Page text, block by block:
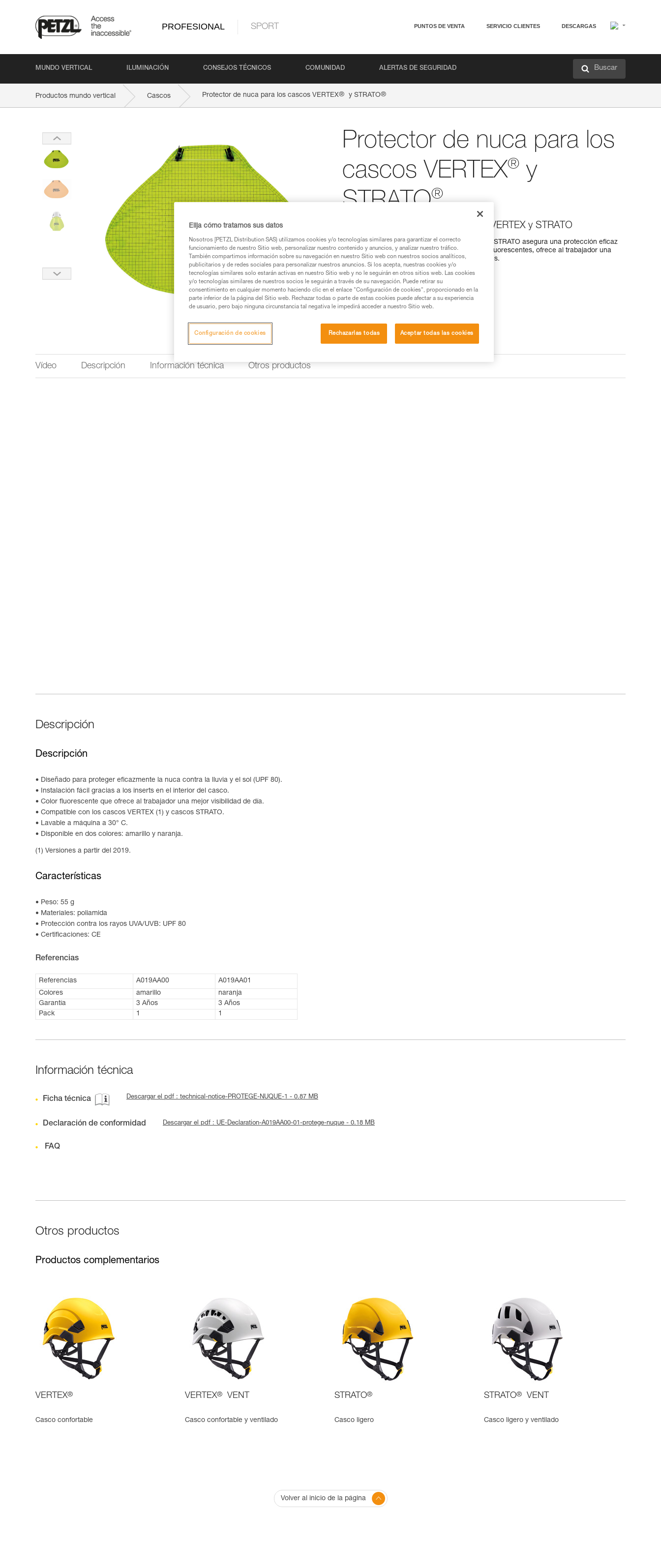
PROFESIONAL SPORT PUNTOS DE VENTA SERVICIO CLIENTES DESCARGAS
MUNDO VERTICAL ILUMINACIÓN CONSEJOS TÉCNICOS COMUNIDAD ALERTAS DE SEGURIDAD Buscar
Productos mundo vertical Cascos Protector de nuca para los cascos VERTEX® y STRATO®
Protector de nuca para los
cascos VERTEX® y
STRATO®
Protector de nuca para los cascos VERTEX y STRATO
El protector de nuca para los cascos VERTEX y STRATO asegura una protección eficaz
de la nuca contra la lluvia y el sol. Con colores fluorescentes, ofrece al trabajador una
mejor visibilidad de día. Disponible en dos colores.
Buscar un punto de venta
Vídeo Descripción Información técnica Otros productos
Descripción
Descripción
Diseñado para proteger eficazmente la nuca contra la lluvia y el sol (UPF 80).
Instalación fácil gracias a los inserts en el interior del casco.
Color fluorescente que ofrece al trabajador una mejor visibilidad de día.
Compatible con los cascos VERTEX (1) y cascos STRATO.
Lavable a máquina a 30° C.
Disponible en dos colores: amarillo y naranja.
(1) Versiones a partir del 2019.
Características
Peso: 55 g
Materiales: poliamida
Protección contra los rayos UVA/UVB: UPF 80
Certificaciones: CE
Referencias
Referencias A019AA00
A019AA01
Colores
amarillo
naranja
Garantía
3 Años
3 Años
Pack
1 1
Información técnica
Ficha técnica Descargar el pdf : technical-notice-PROTEGE-NUQUE-1 - 0.87 MB
Declaración de conformidad Descargar el pdf : UE-Declaration-A019AA00-01-protege-nuque - 0.18 MB
FAQ
Otros productos
Productos complementarios
VERTEX®
Casco confortable
VERTEX® VENT
Casco confortable y ventilado
STRATO®
Casco ligero
STRATO® VENT
Casco ligero y ventilado
Volver al inicio de la página
Elija cómo tratamos sus datos
Nosotros [PETZL Distribution SAS) utilizamos cookies y/o tecnologías similares para garantizar el correcto
funcionamiento de nuestro Sitio web, personalizar nuestro contenido y anuncios, y analizar nuestro tráfico.
También compartimos información sobre su navegación en nuestro Sitio web con nuestros socios analíticos,
publicitarios y de redes sociales para personalizar nuestros anuncios. Si los acepta, nuestras cookies y/o
tecnologías similares solo estarán activas en nuestro Sitio web y no le seguirán en otros sitios web. Las cookies
y/o tecnologías similares de nuestros socios le seguirán a través de su navegación. Puede retirar su
consentimiento en cualquier momento haciendo clic en el enlace "Configuración de cookies", proporcionado en la
parte inferior de la página del Sitio web. Rechazar todas o parte de estas cookies puede afectar a su experiencia
de usuario, pero bajo ninguna circunstancia tal negativa le impedirá acceder a nuestro Sitio web.
Rechazarlas todas Aceptar todas las cookies
Configuración de cookies